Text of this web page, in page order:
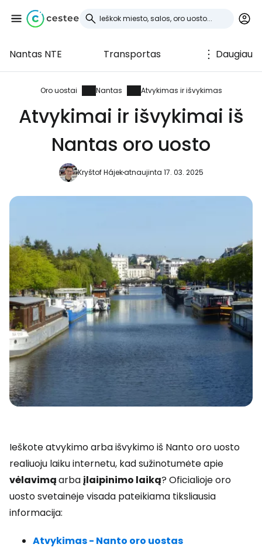
Nantas NTE Transportas Daugiau
Oro uostai Nantas Atvykimas ir išvykimas
Atvykimai ir išvykimai iš
Nantas oro uosto
Kryštof Hájekatnaujinta 17. 03. 2025
Ieškote atvykimo arba išvykimo iš Nanto oro uosto
realiuoju laiku internetu, kad sužinotumėte apie
vėlavimąarbaįlaipinimo laiką? Oficialioje oro
uosto svetainėje visada pateikiama tiksliausia
informacija:
Atvykimas - Nanto oro uostas
Prisijunkite prie
Cestee
... pasaulinė kelionių bendruomenė
Tęsti el. paštu